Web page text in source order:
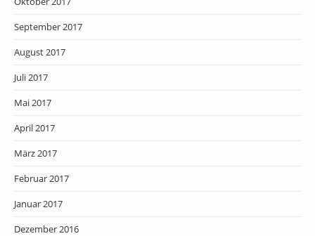
September 2017
August 2017
Juli 2017
Mai 2017
April 2017
März 2017
Februar 2017
Januar 2017
Dezember 2016